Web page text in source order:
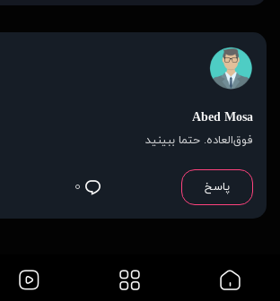
Abed Mosa
فوق‌العاده. حتما ببینید
پاسخ ۰